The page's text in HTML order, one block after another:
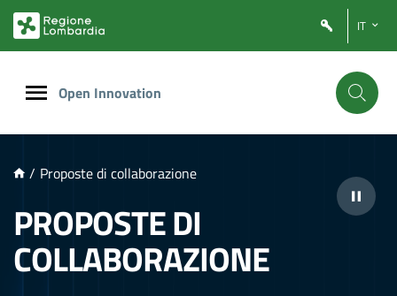
PRINCIPALE
IT
Open Innovation
/ Proposte di collaborazione
PROPOSTE DI
COLLABORAZIONE